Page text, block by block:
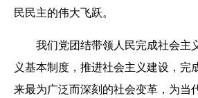
民民主的伟大飞跃。
我们党团结带领人民完成社会主
义基本制度，推进社会主义建设，完
来最为广泛而深刻的社会变革，为当